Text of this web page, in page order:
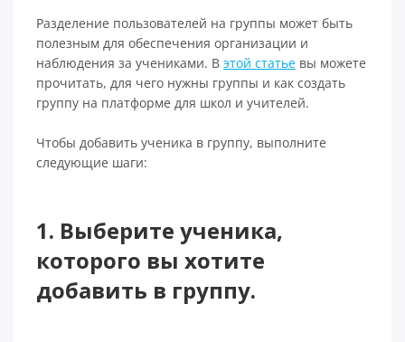
Разделение пользователей на группы может быть
полезным для обеспечения организации и
наблюдения за учениками. В этой статье вы можете
прочитать, для чего нужны группы и как создать
группу на платформе для школ и учителей.
Чтобы добавить ученика в группу, выполните
следующие шаги:
1. Выберите ученика,
которого вы хотите
добавить в группу.